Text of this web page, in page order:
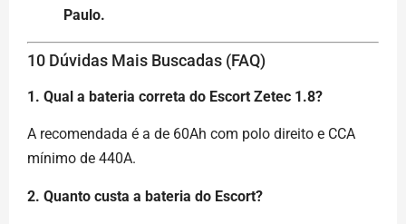
Paulo.
10 Dúvidas Mais Buscadas (FAQ)
1. Qual a bateria correta do Escort Zetec 1.8?
A recomendada é a de 60Ah com polo direito e CCA
mínimo de 440A.
2. Quanto custa a bateria do Escort?